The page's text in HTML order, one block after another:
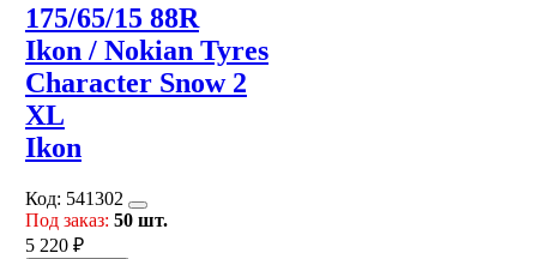
175/65/15 88R
Ikon / Nokian Tyres
Character Snow 2
XL
Ikon
Код: 541302
Под заказ: 50 шт.
5 220 ₽